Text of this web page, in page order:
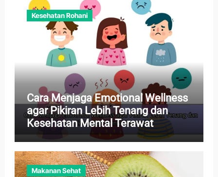
Kesehatan Rohani
Cara Menjaga Emotional Wellness
agar Pikiran Lebih Tenang dan
Kesehatan Mental Terawat
Makanan Sehat